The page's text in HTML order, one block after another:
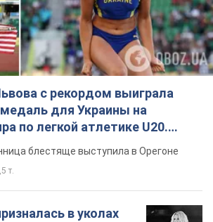
с рекордом выиграла
для Украины на
по легкой атлетике U20.
блестяще выступила в Орегоне
т.
в уколах